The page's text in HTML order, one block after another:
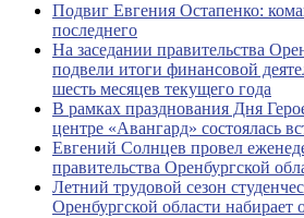
Подвиг Евгения Остапенко:
последнего
На заседании правительства
подвели итоги финансовой
шесть месяцев текущего года
В рамках празднования Дня
центре «Авангард» состоялась
Евгений Солнцев провел
правительства Оренбургской
Летний трудовой сезон
Оренбургской области набирает